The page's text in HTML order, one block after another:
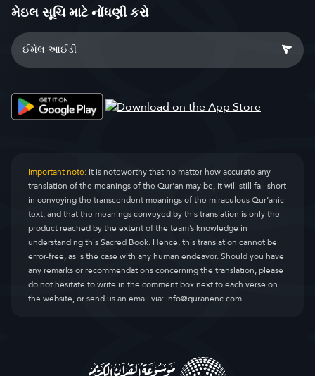
મેઇલ સૂચિ માટે નોંધણી કરો
Important note:It is noteworthy that no matter how accurate any
translation of the meanings of the Qur’an may be, it will still fall short
in conveying the transcendent meanings of the miraculous Qur’anic
text, and that the meanings conveyed by this translation is only the
product reached by the extent of the team’s knowledge in
understanding this Sacred Book. Hence, this translation cannot be
error-free, as is the case with any human endeavor. Should you have
any remarks or recommendations concerning the translation, please
do not hesitate to write in the comment box next to each verse on
the website, or send us an email via:info@quranenc.com